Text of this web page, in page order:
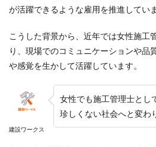
が活躍できるような雇用を推進していま
こうした背景から、近年では女性施工
り、現場でのコミュニケーションや品
や感覚を生かして活躍しています。
建設ワークス
女性でも施工管理士とし
珍しくない社会へと変わ